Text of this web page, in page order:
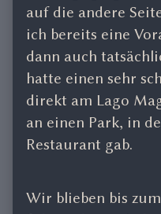
auf die andere
ich bereits eine
dann auch
hatte einen sehr
direkt am Lago
an einen Park, in
Restaurant gab.
Wir blieben bis